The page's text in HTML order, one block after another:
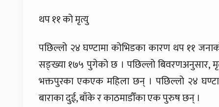
थप ११ को मृत्यु
पछिल्लो २४ घण्टामा कोभिडका कारण थप ११
सङ्ख्या १७५ पुगेको छ । पछिल्लो बिवरणअनुसार,
भक्तपुरका एकएक महिला छन् । पछिल्लो २४
बाराका दुई, बाँके र काठमाडौँका एक पुरुष छन् ।